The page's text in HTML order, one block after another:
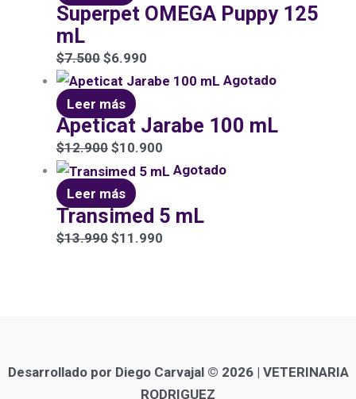
Superpet OMEGA Puppy 125
mL
$7.500 $6.990
Agotado
Leer más
Apeticat Jarabe 100 mL
$12.900 $10.900
Agotado
Leer más
Transimed 5 mL
$13.990 $11.990
Desarrollado por Diego Carvajal © 2026 | VETERINARIA
RODRIGUEZ